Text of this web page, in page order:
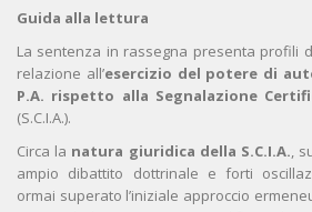
Guida alla lettura
La sentenza in rassegna presenta profili
relazione all’esercizio del potere di
P.A. rispetto alla Segnalazione
(S.C.I.A.).
Circa la natura giuridica della S.C.I.A.,
ampio dibattito dottrinale e forti
ormai superato l’iniziale approccio